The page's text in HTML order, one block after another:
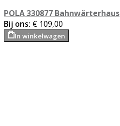
POLA 330877 Bahnwärterhaus
Bij ons: € 109,00
In winkelwagen